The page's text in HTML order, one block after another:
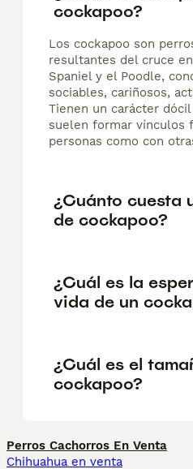
cockapoo?
Los cockapoo son
resultantes del cruce
Spaniel y el Poodle,
sociables, cariñosos,
Tienen un carácter
suelen formar vínculos
personas como con
¿Cuánto cuesta
de cockapoo?
¿Cuál es la
vida de un
¿Cuál es el
cockapoo?
Perros Cachorros En Venta
Chihuahua en venta